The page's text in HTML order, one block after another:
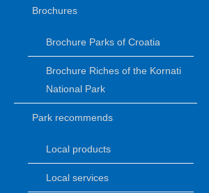
Brochures
Brochure Parks of Croatia
Brochure Riches of the Kornati
National Park
Park recommends
Local products
Local services